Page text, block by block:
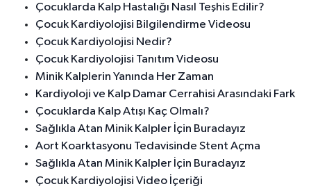
Çocuklarda Kalp Hastalığı Nasıl Teşhis Edilir?
Çocuk Kardiyolojisi Bilgilendirme Videosu
Çocuk Kardiyolojisi Nedir?
Çocuk Kardiyolojisi Tanıtım Videosu
Minik Kalplerin Yanında Her Zaman
Kardiyoloji ve Kalp Damar Cerrahisi Arasındaki Fark
Çocuklarda Kalp Atışı Kaç Olmalı?
Sağlıkla Atan Minik Kalpler İçin Buradayız
Aort Koarktasyonu Tedavisinde Stent Açma
Sağlıkla Atan Minik Kalpler İçin Buradayız
Çocuk Kardiyolojisi Video İçeriği